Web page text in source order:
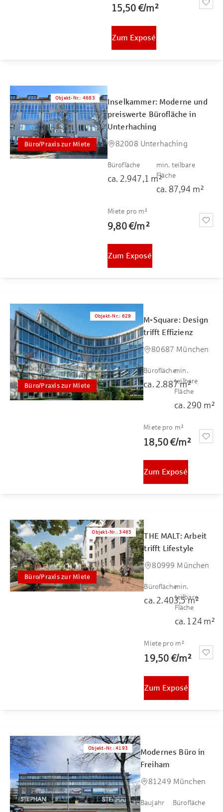
15,50 €/m²
Zum Exposé
Büro/Praxis zur Miete
Objekt-Nr.: 4683
Inselkammer: Moderne und
preiswerte Bürofläche in
Unterhaching
82008 Unterhaching
Bürofläche
ca. 2.947,1 m²
min. teilbare
Fläche
ca. 87,94 m²
Miete pro m²
9,80 €/m²
Zum Exposé
Büro/Praxis zur Miete
Objekt-Nr.: 629
M-Square: Design
trifft Effizienz
80687 München
Bürofläche
ca. 2.887m²
min.
teilbare
Fläche
ca. 290 m²
Miete pro m²
18,50 €/m²
Zum Exposé
Büro/Praxis zur Miete
Objekt-Nr. :3465
THE MALT: Arbeit
trifft Lifestyle
80999 München
Bürofläche
ca. 2.403,5m²
min.
teilbare
Fläche
ca. 124 m²
Miete pro m²
19,50 €/m²
Zum Exposé
Objekt-Nr. : 4193
Modernes Büro in
Freiham
81249 München
Baujahr Bürofläche